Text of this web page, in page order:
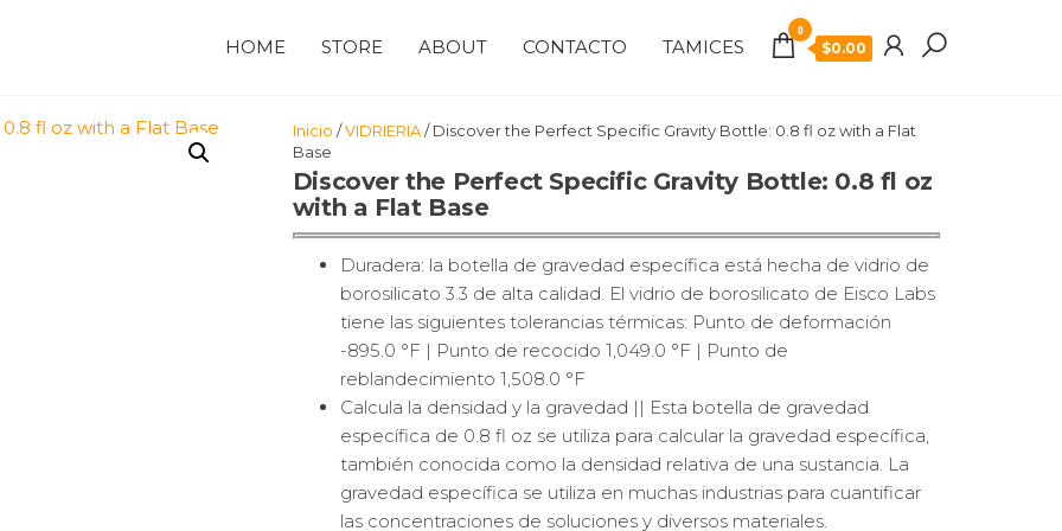
HOME STORE ABOUT CONTACTO TAMICES
0
$0.00
Inicio /VIDRIERIA/ Discover the Perfect Specific Gravity Bottle: 0.8 fl oz with a Flat
Base
Discover the Perfect Specific Gravity Bottle: 0.8 fl oz
with a Flat Base
Duradera: la botella de gravedad específica está hecha de vidrio de
borosilicato 3.3 de alta calidad. El vidrio de borosilicato de Eisco Labs
tiene las siguientes tolerancias térmicas: Punto de deformación
-895.0 °F | Punto de recocido 1,049.0 °F | Punto de
reblandecimiento 1,508.0 °F
Calcula la densidad y la gravedad || Esta botella de gravedad
específica de 0.8 fl oz se utiliza para calcular la gravedad específica,
también conocida como la densidad relativa de una sustancia. La
gravedad específica se utiliza en muchas industrias para cuantificar
las concentraciones de soluciones y diversos materiales.